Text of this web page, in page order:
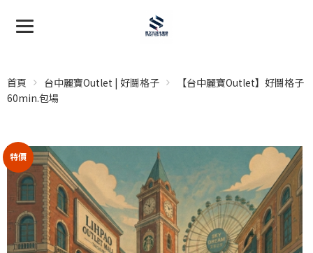
首頁 台中麗寶Outlet | 好鬪格子
【台中麗寶Outlet】好鬪格子
60min.包場
特價